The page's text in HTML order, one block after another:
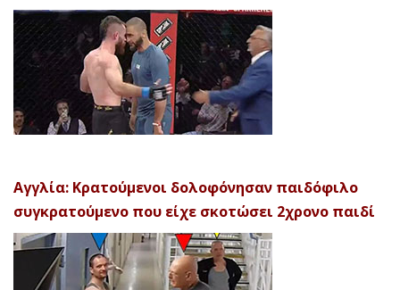
Αγγλία: Κρατούμενοι δολοφόνησαν παιδόφιλο
συγκρατούμενο που είχε σκοτώσει 2χρονο παιδί